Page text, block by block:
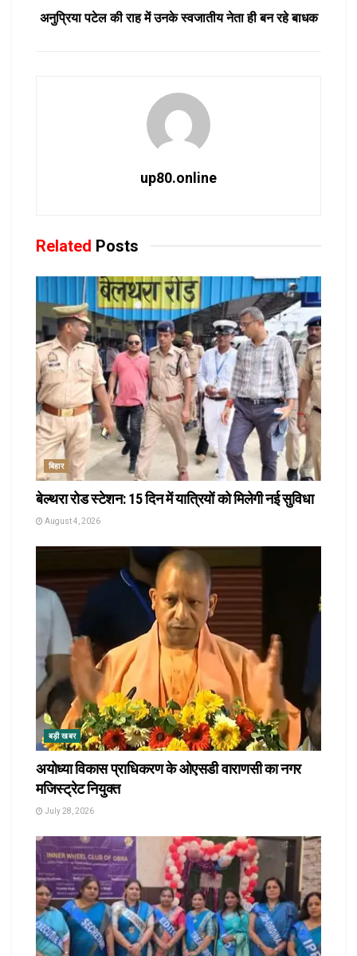
अनुप्रिया पटेल की राह में उनके स्वजातीय नेता ही बन रहे बाधक
up80.online
Related Posts
बिहार
बेल्थरा रोड स्टेशन: 15 दिन में यात्रियों को मिलेगी नई सुविधा
August 4, 2026
बड़ी खबर
अयोध्या विकास प्राधिकरण के ओएसडी वाराणसी का नगर
मजिस्ट्रेट नियुक्त
July 28, 2026